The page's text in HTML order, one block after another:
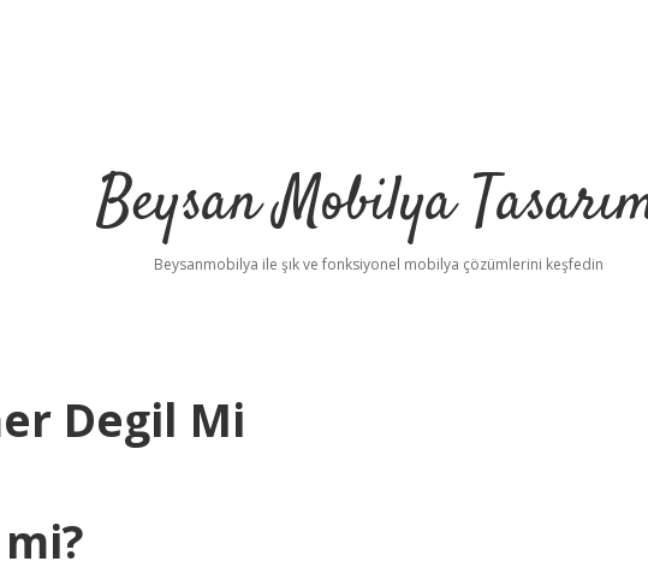
Beysan Mobilya
Beysanmobilya ile şık ve fonksiyonel mobilya çözümlerini keşfedin
Degil Mi